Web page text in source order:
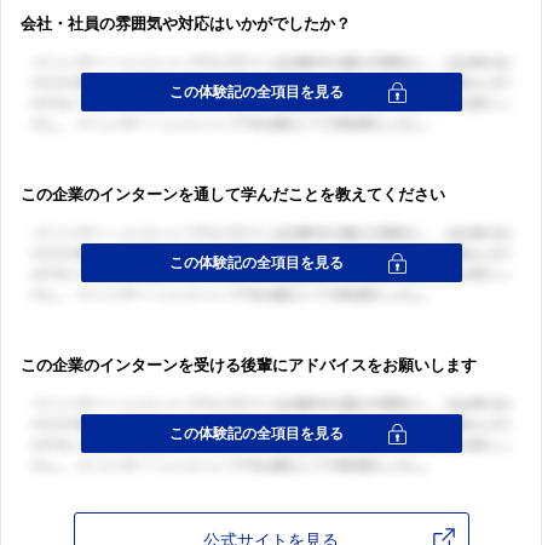
会社・社員の雰囲気や対応はいかがでしたか？
この企業のインターンを通して学んだことを教えてください
この企業のインターンを受ける後輩にアドバイスをお願いします
公式サイトを見る